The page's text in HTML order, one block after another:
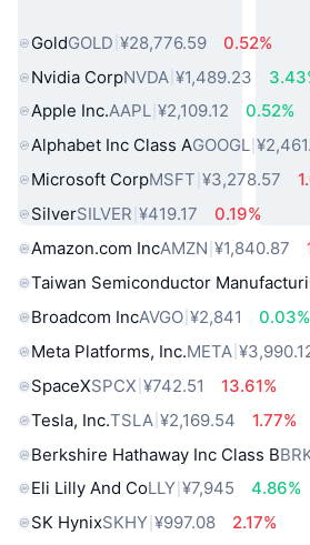
GoldGOLD ¥28,776.59
0.52%
Nvidia CorpNVDA ¥1,489.23
Apple Inc.AAPL ¥2,109.12
0.52%
Alphabet Inc Class AGOOGL
Microsoft CorpMSFT ¥3,278.57
SilverSILVER ¥419.17
0.19%
Amazon.com IncAMZN ¥1,840.87
Taiwan Semiconductor
Broadcom IncAVGO ¥2,841
0.03%
Meta Platforms, Inc.META
SpaceXSPCX ¥742.51
13.61%
Tesla, Inc.TSLA ¥2,169.54
1.77%
Berkshire Hathaway Inc Class B
Eli Lilly And CoLLY ¥7,945
4.86%
SK HynixSKHY ¥997.08
2.17%